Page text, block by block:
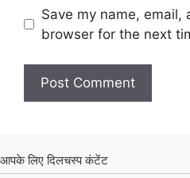
Save my name, email,
browser for the next